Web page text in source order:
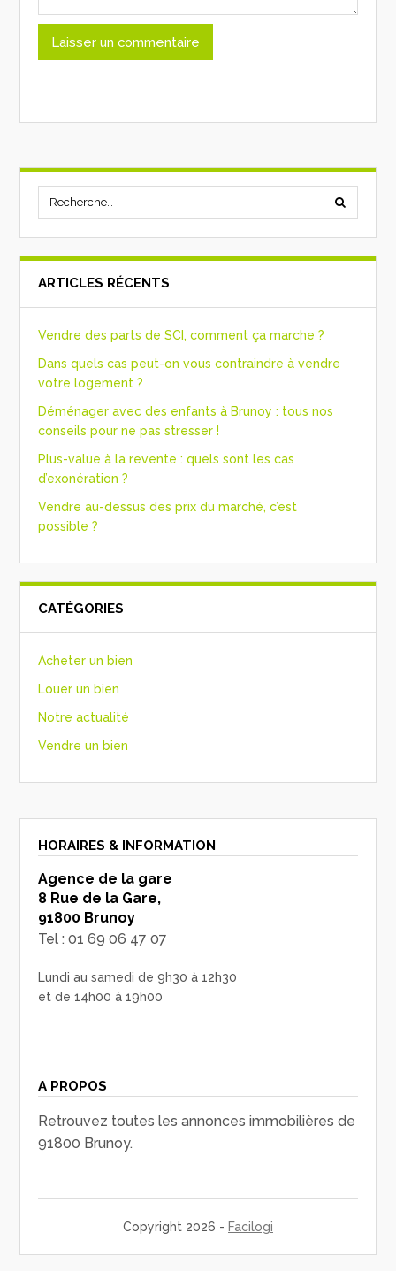
ARTICLES RÉCENTS
Vendre des parts de SCI, comment ça marche ?
Dans quels cas peut-on vous contraindre à vendre
votre logement ?
Déménager avec des enfants à Brunoy : tous nos
conseils pour ne pas stresser !
Plus-value à la revente : quels sont les cas
d’exonération ?
Vendre au-dessus des prix du marché, c’est
possible ?
CATÉGORIES
Acheter un bien
Louer un bien
Notre actualité
Vendre un bien
HORAIRES & INFORMATION
Agence de la gare
8 Rue de la Gare,
91800 Brunoy
Tel : 01 69 06 47 07
Lundi au samedi de 9h30 à 12h30
et de 14h00 à 19h00
A PROPOS
Retrouvez toutes les annonces immobilières de
91800 Brunoy.
Copyright 2026 - Facilogi